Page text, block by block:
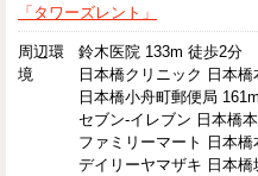
「タワーズレント」
周辺環
境
鈴木医院 133m 徒歩2分
日本橋クリニック 日本
日本橋小舟町郵便局
セブン-イレブン 日本橋
ファミリーマート 日本
デイリーヤマザキ 日本